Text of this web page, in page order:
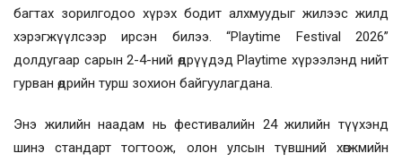
багтах зорилгодоо хүрэх бодит алхмуудыг жилээс жилд
хэрэгжүүлсээр ирсэн билээ. “Playtime Festival 2026”
долдугаар сарын 2-4-ний өдрүүдэд Playtime хүрээлэнд нийт
гурван өдрийн турш зохион байгуулагдана.
Энэ жилийн наадам нь фестивалийн 24 жилийн түүхэнд
шинэ стандарт тогтоож, олон улсын түвшний хөгжмийн